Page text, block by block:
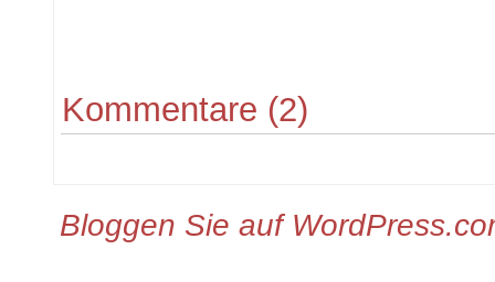
Kommentare (2)
Bloggen Sie auf